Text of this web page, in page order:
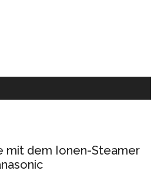
mit dem Ionen-Steamer